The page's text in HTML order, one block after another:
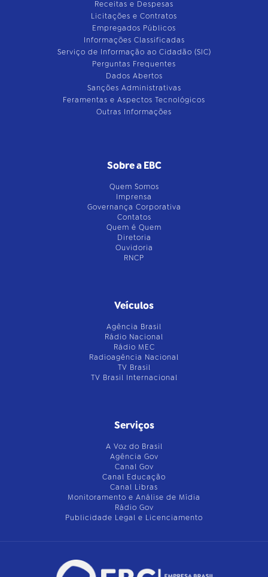
Receitas e Despesas
Licitações e Contratos
Empregados Públicos
Informações Classificadas
Serviço de Informação ao Cidadão (SIC)
Perguntas Frequentes
Dados Abertos
Sanções Administrativas
Feramentas e Aspectos Tecnológicos
Outras Informações
Sobre a EBC
Quem Somos
Imprensa
Governança Corporativa
Contatos
Quem é Quem
Diretoria
Ouvidoria
RNCP
Veículos
Agência Brasil
Rádio Nacional
Rádio MEC
Radioagência Nacional
TV Brasil
TV Brasil Internacional
Serviços
A Voz do Brasil
Agência Gov
Canal Gov
Canal Educação
Canal Libras
Monitoramento e Análise de Mídia
Rádio Gov
Publicidade Legal e Licenciamento